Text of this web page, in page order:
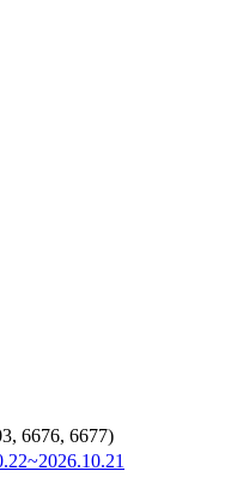
6676, 6677)